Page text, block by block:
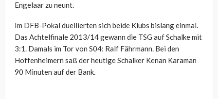
Engelaar zu neunt.
Im DFB-Pokal duellierten sich beide Klubs bislang einmal.
Das Achtelfinale 2013/14 gewann die TSG auf Schalke mit
3:1. Damals im Tor von S04: Ralf Fährmann. Bei den
Hoffenheimern saß der heutige Schalker Kenan Karaman
90 Minuten auf der Bank.